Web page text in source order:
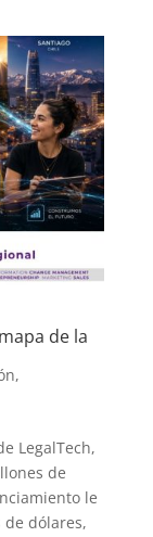
de la
,
LegalTech,
de
le
dólares,